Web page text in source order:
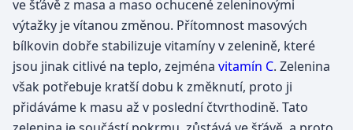
ve šťávě z masa a maso ochucené zeleninovými
výtažky je vítanou změnou. Přítomnost masových
bílkovin dobře stabilizuje vitamíny v zelenině, které
jsou jinak citlivé na teplo, zejména vitamín C. Zelenina
však potřebuje kratší dobu k změknutí, proto ji
přidáváme k masu až v poslední čtvrthodině. Tato